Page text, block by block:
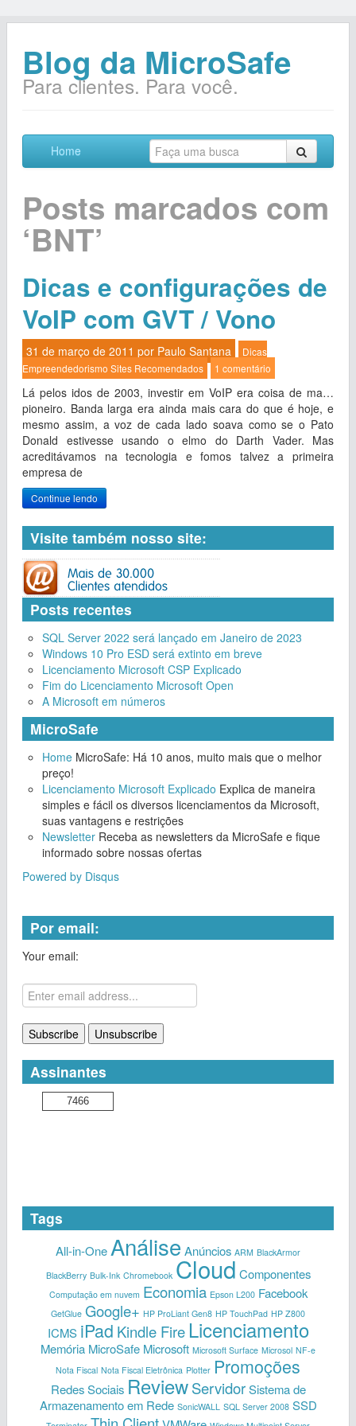
Blog da MicroSafe
Para clientes. Para você.
Home
Posts marcados com
‘BNT’
Dicas e configurações de
VoIP com GVT / Vono
31 de março de 2011 por Paulo Santana
Dicas
Empreendedorismo Sites Recomendados 1 comentário
Lá pelos idos de 2003, investir em VoIP era coisa de ma…
pioneiro. Banda larga era ainda mais cara do que é hoje, e
mesmo assim, a voz de cada lado soava como se o Pato
Donald estivesse usando o elmo do Darth Vader. Mas
acreditávamos na tecnologia e fomos talvez a primeira
empresa de
Continue lendo
Visite também nosso site:
Posts recentes
SQL Server 2022 será lançado em Janeiro de 2023
Windows 10 Pro ESD será extinto em breve
Licenciamento Microsoft CSP Explicado
Fim do Licenciamento Microsoft Open
A Microsoft em números
MicroSafe
Home MicroSafe: Há 10 anos, muito mais que o melhor
preço!
Licenciamento Microsoft Explicado Explica de maneira
simples e fácil os diversos licenciamentos da Microsoft,
suas vantagens e restrições
Newsletter Receba as newsletters da MicroSafe e fique
informado sobre nossas ofertas
Powered by Disqus
Por email:
Your email:
Assinantes
7466
Tags
All-in-OneAnálise Anúncios ARM BlackArmor
BlackBerry Bulk-Ink Chromebook Cloud Componentes
Computação em nuvem Economia Epson L200 Facebook
GetGlue Google+ HP ProLiant Gen8 HP TouchPad HP Z800
ICMS iPad Kindle Fire Licenciamento
Memória MicroSafe Microsoft Microsoft Surface Microsol NF-e
Nota Fiscal Nota Fiscal Eletrônica Plotter Promoções
Redes Sociais Review Servidor Sistema de
Armazenamento em Rede SonicWALL SQL Server 2008 SSD